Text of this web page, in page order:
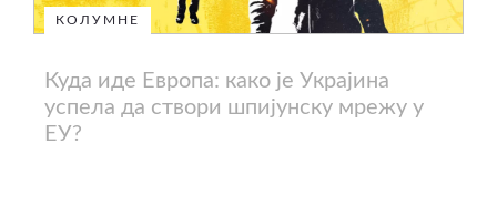
КОЛУМНЕ
Куда иде Европа: како је Украјина
успела да створи шпијунску мрежу у
ЕУ?